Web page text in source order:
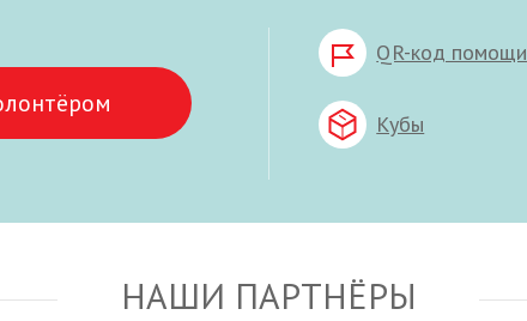
QR-код помощи
Кубы
НАШИ ПАРТНЁРЫ